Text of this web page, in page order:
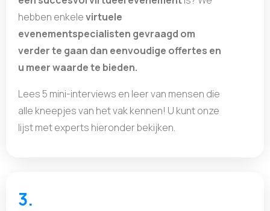
hebben enkelevirtuele
evenementspecialisten gevraagd om
verder te gaan dan eenvoudige offertes en
u meer waarde te bieden.
Lees 5 mini-interviews en leer van mensen die
alle kneepjes van het vak kennen! U kunt onze
lijst met experts hieronder bekijken.
3.